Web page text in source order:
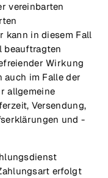
vereinbarten
kann in diesem Fall
beauftragten
Wirkung
auch im Falle der
allgemeine
Versendung,
und -
erfolgt